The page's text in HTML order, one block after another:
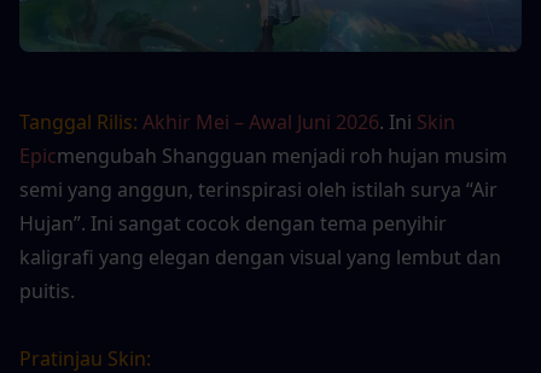
Tanggal Rilis: Akhir Mei – Awal Juni 2026. Ini Skin
Epicmengubah Shangguan menjadi roh hujan musim
semi yang anggun, terinspirasi oleh istilah surya “Air
Hujan”. Ini sangat cocok dengan tema penyihir
kaligrafi yang elegan dengan visual yang lembut dan
puitis.
Pratinjau Skin: